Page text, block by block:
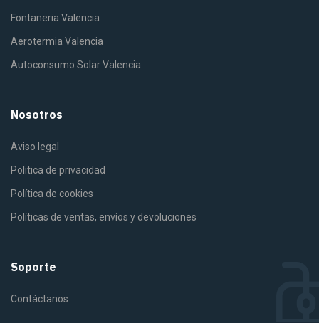
Fontaneria Valencia
Aerotermia Valencia
Autoconsumo Solar Valencia
Nosotros
Aviso legal
Politica de privacidad
Política de cookies
Políticas de ventas, envíos y devoluciones
Soporte
Contáctanos